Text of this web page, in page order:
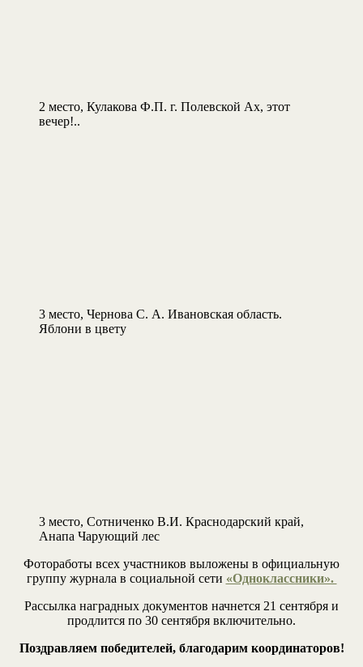
2 место, Кулакова Ф.П. г. Полевской Ах, этот
вечер!..
3 место, Чернова С. А. Ивановская область.
Яблони в цвету
3 место, Сотниченко В.И. Краснодарский край,
Анапа Чарующий лес
Фотоработы всех участников выложены в официальную
группу журнала в социальной сети «Одноклассники».
Рассылка наградных документов начнется 21 сентября и
продлится по 30 сентября включительно.
Поздравляем победителей, благодарим координаторов!